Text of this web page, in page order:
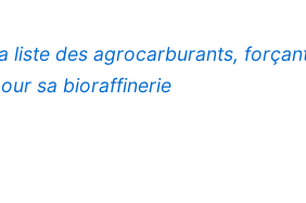
liste des agrocarburants,
sa bioraffinerie